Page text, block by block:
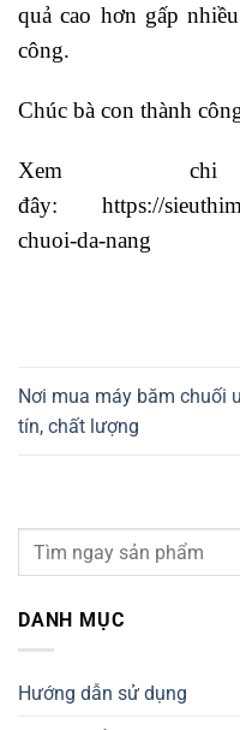
quả cao hơn gấp
công.
Chúc bà con thành
Xem
đây: https://
chuoi-da-nang
Nơi mua máy băm chuối
tín, chất lượng
DANH MỤC
Hướng dẫn sử dụng